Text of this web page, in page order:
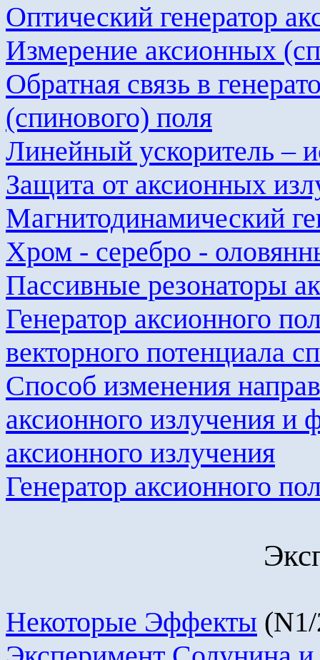
Оптический генератор
Измерение аксионных
Обратная связь в
(спинового) поля
Линейный ускоритель –
Защита от аксионных
Магнитодинамический
Хром - серебро -
Пассивные резонаторы
Генератор аксионного
векторного потенциала
Способ изменения
аксионного излучения и
аксионного излучения
Генератор аксионного
Некоторые Эффекты (N